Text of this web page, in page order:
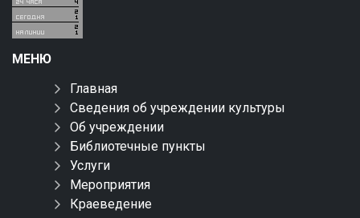
МЕНЮ
Главная
Сведения об учреждении культуры
Об учреждении
Библиотечные пункты
Услуги
Мероприятия
Краеведение